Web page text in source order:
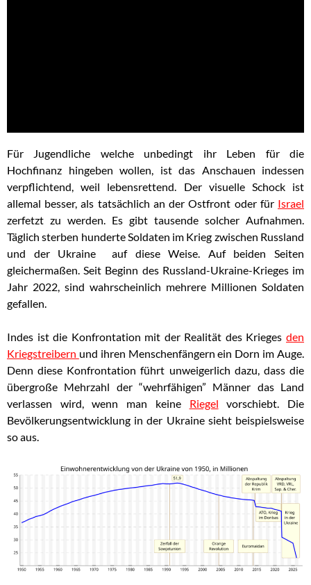
Für Jugendliche welche unbedingt ihr Leben für die
Hochfinanz hingeben wollen, ist das Anschauen indessen
verpflichtend, weil lebensrettend. Der visuelle Schock ist
allemal besser, als tatsächlich an der Ostfront oder für Israel
zerfetzt zu werden. Es gibt tausende solcher Aufnahmen.
Täglich sterben hunderte Soldaten im Krieg zwischen Russland
und der Ukraine auf diese Weise. Auf beiden Seiten
gleichermaßen. Seit Beginn des Russland-Ukraine-Krieges im
Jahr 2022, sind wahrscheinlich mehrere Millionen Soldaten
gefallen.
Indes ist die Konfrontation mit der Realität des Krieges den
Kriegstreibern und ihren Menschenfängern ein Dorn im Auge.
Denn diese Konfrontation führt unweigerlich dazu, dass die
übergroße Mehrzahl der “wehrfähigen” Männer das Land
verlassen wird, wenn man keine Riegel vorschiebt. Die
Bevölkerungsentwicklung in der Ukraine sieht beispielsweise
so aus.